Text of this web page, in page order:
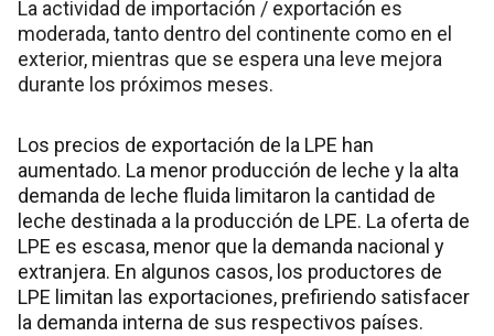
La actividad de importación / exportación es
moderada, tanto dentro del continente como en el
exterior, mientras que se espera una leve mejora
durante los próximos meses.
Los precios de exportación de la LPE han
aumentado. La menor producción de leche y la alta
demanda de leche fluida limitaron la cantidad de
leche destinada a la producción de LPE. La oferta de
LPE es escasa, menor que la demanda nacional y
extranjera. En algunos casos, los productores de
LPE limitan las exportaciones, prefiriendo satisfacer
la demanda interna de sus respectivos países.